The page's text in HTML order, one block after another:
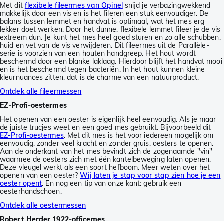
Met dit flexibele fileermes van Opinelsnijd je verbazingwekkend
makkelijk door een vis en is het fileren een stuk eenvoudiger. De
balans tussen lemmet en handvat is optimaal, wat het mes erg
lekker doet werken. Door het dunne, flexibele lemmet fileer je de vis
extreem dun. Je kunt het mes heel goed sturen en zo alle schubben,
huid en vet van de vis verwijderen. Dit fileermes uit de Parallèle-
serie is voorzien van een houten handgreep. Het hout wordt
beschermd door een blanke laklaag. Hierdoor blijft het handvat mooi
en is het beschermd tegen bacteriën. In het hout kunnen kleine
kleurnuances zitten, dat is de charme van een natuurproduct.
Ontdek alle fileermessen
EZ-Profi-oestermes
Het openen van een oester is eigenlijk heel eenvoudig. Als je maar
de juiste trucjes weet en een goed mes gebruikt. Bijvoorbeeld dit
EZ-Profi-oestermes. Met dit mes is het voor iedereen mogelijk om
eenvoudig, zonder veel kracht en zonder gruis, oesters te openen.
Aan de onderkant van het mes bevindt zich de zogenaamde "vin"
waarmee de oesters zich met één kantelbeweging laten openen.
Deze vleugel werkt als een soort hefboom. Meer weten over het
openen van een oester?Wij laten je stap voor stap zien hoe je een
oester opent. En nog een tip van onze kant: gebruik een
oesterhandschoen.
Ontdek alle oestermessen